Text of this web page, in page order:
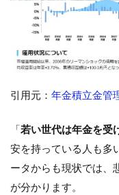
引用元： 年金積立金管
「若い世代は年金を受
安を持っている人も多
ータからも現状では、
が分かります。